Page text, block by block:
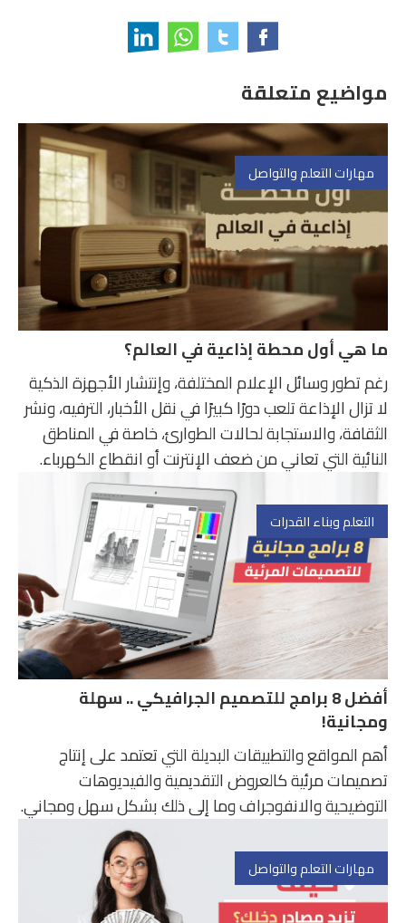
مواضيع متعلقة
مهارات التعلم والتواصل
ما هي أول محطة إذاعية في العالم؟
رغم تطور وسائل الإعلام المختلفة، وإنتشار الأجهزة الذكية
لا تزال الإذاعة تلعب دورًا كبيرًا في نقل الأخبار، الترفيه، ونشر
الثقافة، والاستجابة لحالات الطوارئ، خاصة في المناطق
النائية التي تعاني من ضعف الإنترنت أو انقطاع الكهرباء.
التعلم وبناء القدرات
أفضل 8 برامج للتصميم الجرافيكي .. سهلة
ومجانية!
أهم المواقع والتطبيقات البديلة التي تعتمد على إنتاج
تصميمات مرئية كالعروض التقديمية والفيديوهات
التوضيحية والانفوجراف وما إلى ذلك بشكل سهل ومجاني.
مهارات التعلم والتواصل